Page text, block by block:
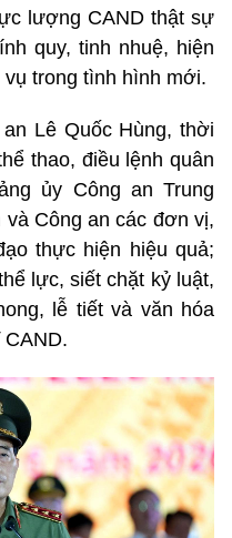
lượng CAND thật sự
quy, tinh nhuệ, hiện
trong tình hình mới.
Lê Quốc Hùng, thời
thao, điều lệnh quân
ủy Công an Trung
Công an các đơn vị,
thực hiện hiệu quả;
lực, siết chặt kỷ luật,
lễ tiết và văn hóa